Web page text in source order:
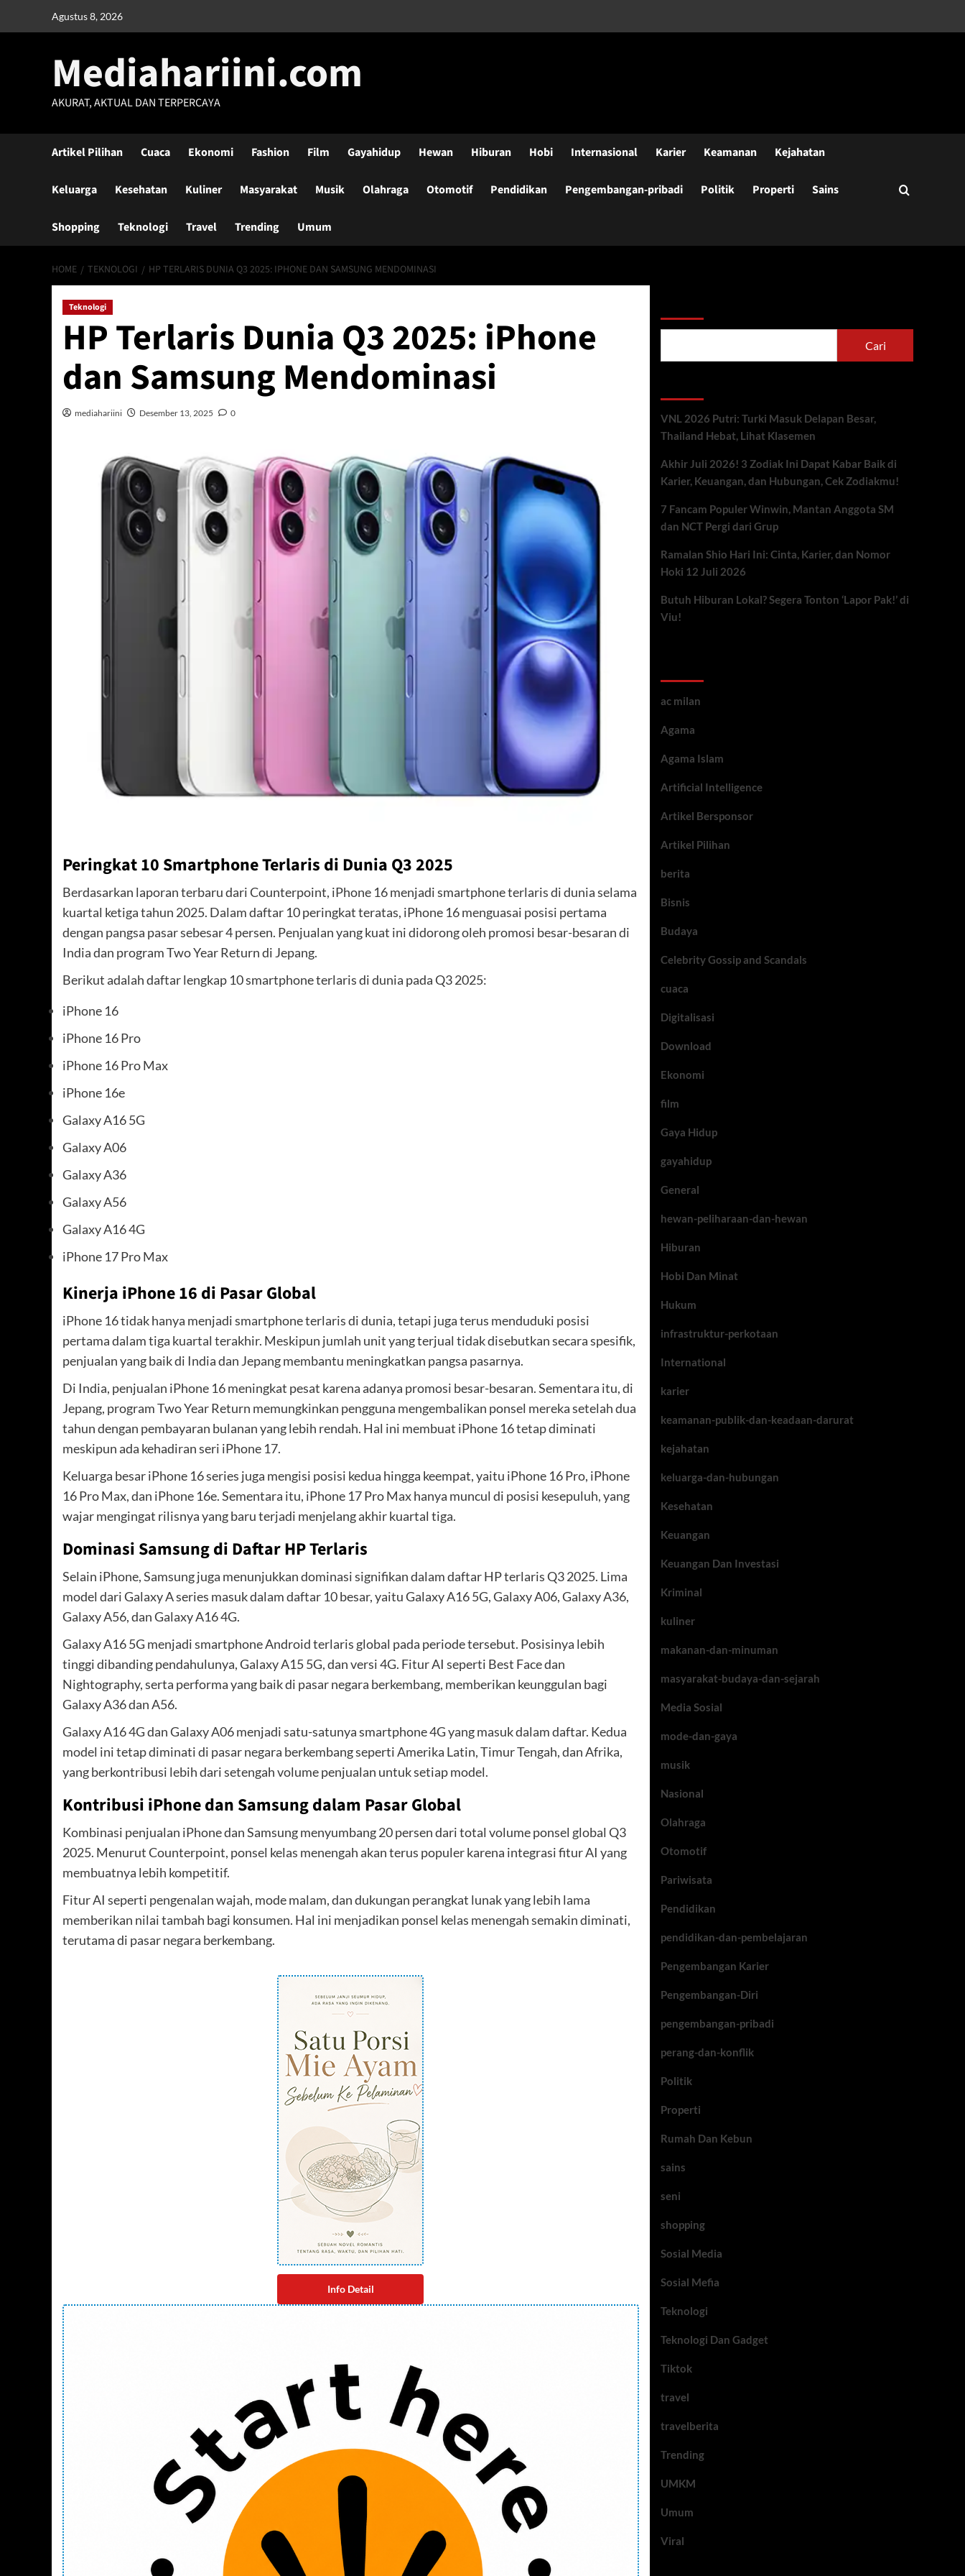
Agustus 8, 2026
Mediahariini.com
AKURAT, AKTUAL DAN TERPERCAYA
Artikel Pilihan Cuaca Ekonomi Fashion Film Gayahidup Hewan Hiburan Hobi Internasional Karier Keamanan Kejahatan
Keluarga Kesehatan Kuliner Masyarakat Musik Olahraga Otomotif Pendidikan Pengembangan-pribadi Politik Properti Sains
Shopping Teknologi Travel Trending Umum
HOME TEKNOLOGI HP TERLARIS DUNIA Q3 2025: IPHONE DAN SAMSUNG MENDOMINASI
Teknologi
HP Terlaris Dunia Q3 2025: iPhone
dan Samsung Mendominasi
mediahariini Desember 13, 2025 0
Peringkat 10 Smartphone Terlaris di Dunia Q3 2025
Berdasarkan laporan terbaru dari Counterpoint, iPhone 16 menjadi smartphone terlaris di dunia selama
kuartal ketiga tahun 2025. Dalam daftar 10 peringkat teratas, iPhone 16 menguasai posisi pertama
dengan pangsa pasar sebesar 4 persen. Penjualan yang kuat ini didorong oleh promosi besar-besaran di
India dan program Two Year Return di Jepang.
Berikut adalah daftar lengkap 10 smartphone terlaris di dunia pada Q3 2025:
iPhone 16
iPhone 16 Pro
iPhone 16 Pro Max
iPhone 16e
Galaxy A16 5G
Galaxy A06
Galaxy A36
Galaxy A56
Galaxy A16 4G
iPhone 17 Pro Max
Kinerja iPhone 16 di Pasar Global
iPhone 16 tidak hanya menjadi smartphone terlaris di dunia, tetapi juga terus menduduki posisi
pertama dalam tiga kuartal terakhir. Meskipun jumlah unit yang terjual tidak disebutkan secara spesifik,
penjualan yang baik di India dan Jepang membantu meningkatkan pangsa pasarnya.
Di India, penjualan iPhone 16 meningkat pesat karena adanya promosi besar-besaran. Sementara itu, di
Jepang, program Two Year Return memungkinkan pengguna mengembalikan ponsel mereka setelah dua
tahun dengan pembayaran bulanan yang lebih rendah. Hal ini membuat iPhone 16 tetap diminati
meskipun ada kehadiran seri iPhone 17.
Keluarga besar iPhone 16 series juga mengisi posisi kedua hingga keempat, yaitu iPhone 16 Pro, iPhone
16 Pro Max, dan iPhone 16e. Sementara itu, iPhone 17 Pro Max hanya muncul di posisi kesepuluh, yang
wajar mengingat rilisnya yang baru terjadi menjelang akhir kuartal tiga.
Dominasi Samsung di Daftar HP Terlaris
Selain iPhone, Samsung juga menunjukkan dominasi signifikan dalam daftar HP terlaris Q3 2025. Lima
model dari Galaxy A series masuk dalam daftar 10 besar, yaitu Galaxy A16 5G, Galaxy A06, Galaxy A36,
Galaxy A56, dan Galaxy A16 4G.
Galaxy A16 5G menjadi smartphone Android terlaris global pada periode tersebut. Posisinya lebih
tinggi dibanding pendahulunya, Galaxy A15 5G, dan versi 4G. Fitur AI seperti Best Face dan
Nightography, serta performa yang baik di pasar negara berkembang, memberikan keunggulan bagi
Galaxy A36 dan A56.
Galaxy A16 4G dan Galaxy A06 menjadi satu-satunya smartphone 4G yang masuk dalam daftar. Kedua
model ini tetap diminati di pasar negara berkembang seperti Amerika Latin, Timur Tengah, dan Afrika,
yang berkontribusi lebih dari setengah volume penjualan untuk setiap model.
Kontribusi iPhone dan Samsung dalam Pasar Global
Kombinasi penjualan iPhone dan Samsung menyumbang 20 persen dari total volume ponsel global Q3
2025. Menurut Counterpoint, ponsel kelas menengah akan terus populer karena integrasi fitur AI yang
membuatnya lebih kompetitif.
Fitur AI seperti pengenalan wajah, mode malam, dan dukungan perangkat lunak yang lebih lama
memberikan nilai tambah bagi konsumen. Hal ini menjadikan ponsel kelas menengah semakin diminati,
terutama di pasar negara berkembang.
Info Detail
Cari
VNL 2026 Putri: Turki Masuk Delapan Besar,
Thailand Hebat, Lihat Klasemen
Akhir Juli 2026! 3 Zodiak Ini Dapat Kabar Baik di
Karier, Keuangan, dan Hubungan, Cek Zodiakmu!
7 Fancam Populer Winwin, Mantan Anggota SM
dan NCT Pergi dari Grup
Ramalan Shio Hari Ini: Cinta, Karier, dan Nomor
Hoki 12 Juli 2026
Butuh Hiburan Lokal? Segera Tonton ‘Lapor Pak!’ di
Viu!
ac milan
Agama
Agama Islam
Artificial Intelligence
Artikel Bersponsor
Artikel Pilihan
berita
Bisnis
Budaya
Celebrity Gossip and Scandals
cuaca
Digitalisasi
Download
Ekonomi
film
Gaya Hidup
gayahidup
General
hewan-peliharaan-dan-hewan
Hiburan
Hobi Dan Minat
Hukum
infrastruktur-perkotaan
International
karier
keamanan-publik-dan-keadaan-darurat
kejahatan
keluarga-dan-hubungan
Kesehatan
Keuangan
Keuangan Dan Investasi
Kriminal
kuliner
makanan-dan-minuman
masyarakat-budaya-dan-sejarah
Media Sosial
mode-dan-gaya
musik
Nasional
Olahraga
Otomotif
Pariwisata
Pendidikan
pendidikan-dan-pembelajaran
Pengembangan Karier
Pengembangan-Diri
pengembangan-pribadi
perang-dan-konflik
Politik
Properti
Rumah Dan Kebun
sains
seni
shopping
Sosial Media
Sosial Mefia
Teknologi
Teknologi Dan Gadget
Tiktok
travel
travelberita
Trending
UMKM
Umum
Viral